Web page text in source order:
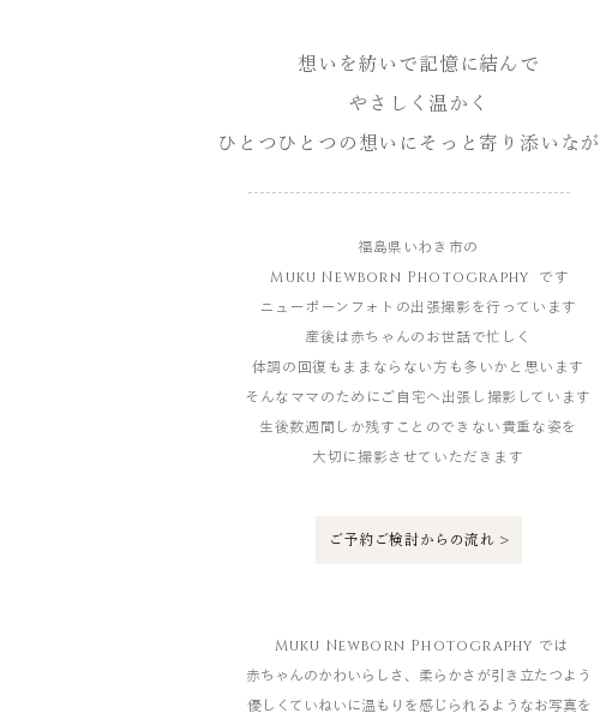
想いを紡いで記憶に結んで
やさしく温かく
ひとつひとつの想いにそっと寄り添いなが
福島県いわき市の
Muku Newborn Photography です
ニューボーンフォトの出張撮影を行っています​
産後は赤ちゃんのお世話で忙しく
体調の回復もままならない方も多いかと思います
そんなママのためにご自宅へ出張し撮影しています​
生後数週間しか残すことのできない貴重な姿を
大切に撮影させていただきます
​ご予約ご検討からの流れ >
Muku Newborn Photography では
赤ちゃんのかわいらしさ、柔らかさが引き立たつよう
優しくていねいに温もりを感じられるようなお写真を